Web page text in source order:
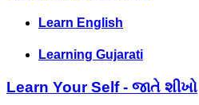
Learn English
Learning Gujarati
Learn Your Self - જાતે શીખો